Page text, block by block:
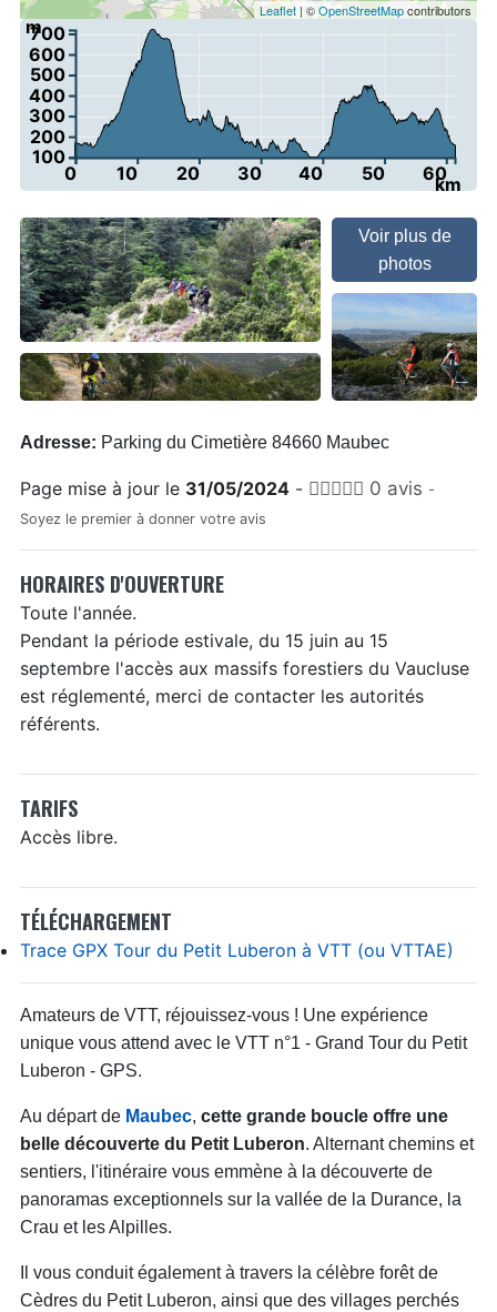
Leaflet | ©OpenStreetMapcontributors
0 10 20 30 40 50 60km
100
200
300
400
500
600
700
m
Voir plus de
photos
Adresse: Parking du Cimetière 84660 Maubec
Page mise à jour le 31/05/2024- 0 avis -
Soyez le premier à donner votre avis
HORAIRES D'OUVERTURE
Toute l'année.
Pendant la période estivale, du 15 juin au 15
septembre l'accès aux massifs forestiers du Vaucluse
est réglementé, merci de contacter les autorités
référents.
TARIFS
Accès libre.
TÉLÉCHARGEMENT
Trace GPX Tour du Petit Luberon à VTT (ou VTTAE)
Amateurs de VTT, réjouissez-vous ! Une expérience
unique vous attend avec le VTT n°1 - Grand Tour du Petit
Luberon - GPS.
Au départ de Maubec, cette grande boucle offre une
belle découverte du Petit Luberon. Alternant chemins et
sentiers, l'itinéraire vous emmène à la découverte de
panoramas exceptionnels sur la vallée de la Durance, la
Crau et les Alpilles.
Il vous conduit également à travers la célèbre forêt de
Cèdres du Petit Luberon, ainsi que des villages perchés